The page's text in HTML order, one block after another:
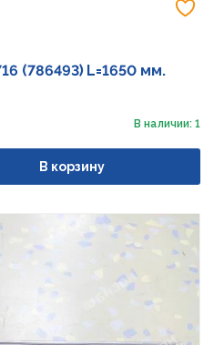
(786493) L=1650 мм.
В наличии: 1
В корзину